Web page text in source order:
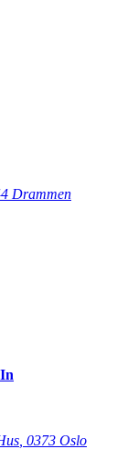
Drammen
0373 Oslo